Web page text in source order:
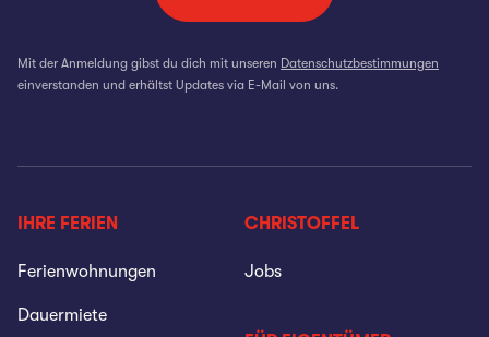
Mit der Anmeldung gibst du dich mit unseren Datenschutzbestimmungen
einverstanden und erhältst Updates via E-Mail von uns.
IHRE FERIEN
Ferienwohnungen
Dauermiete
CHRISTOFFEL
Jobs